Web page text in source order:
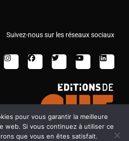
Suivez-nous sur les réseaux sociaux
pour vous garantir la meilleure
web. Si vous continuez à utiliser ce
que vous en êtes satisfait.